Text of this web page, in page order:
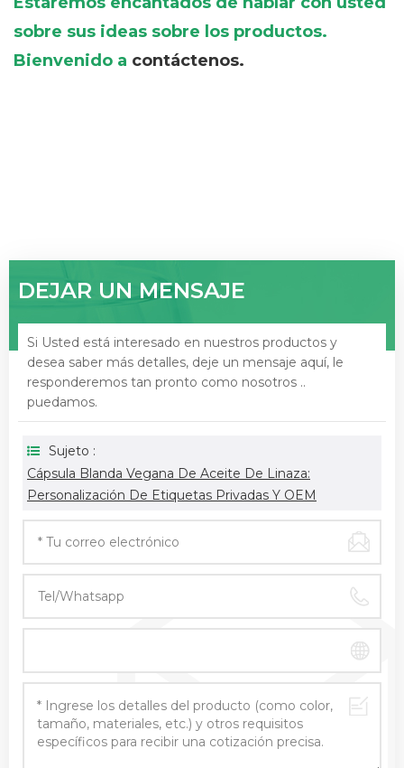
sobre sus ideas sobre los productos.
Bienvenido a contáctenos.
DEJAR UN MENSAJE
Si Usted está interesado en nuestros productos y
desea saber más detalles, deje un mensaje aquí, le
responderemos tan pronto como nosotros ..
puedamos.
Sujeto :
Cápsula Blanda Vegana De Aceite De Linaza:
Personalización De Etiquetas Privadas Y OEM